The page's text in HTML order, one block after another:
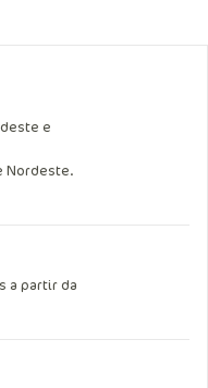
e
Nordeste.
a partir da